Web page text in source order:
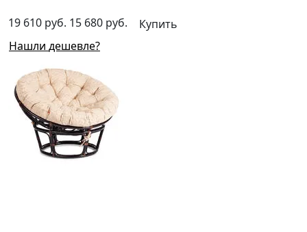
19 610 руб. 15 680 руб.
Купить
Нашли дешевле?